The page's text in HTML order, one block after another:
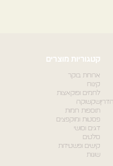
קטגוריות מוצרים
ארוחת בוקר
קינוח
לחמים ופוקאצות
שקשוקה
תוספות חמות
פסטות ומוקפצים
דגים וסושי
סלטים
קישים ופשטידות
שונות